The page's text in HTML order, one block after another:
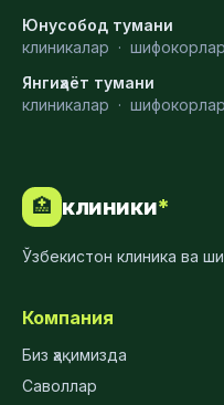
Юнусобод тумани
клиникалар · шифокорлар
Янгиҳаёт тумани
клиникалар · шифокорлар
🏥 клиники*
Ўзбекистон клиника ва
Компания
Биз ҳақимизда
Саволлар